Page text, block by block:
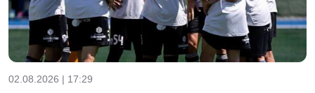
02.08.2026 | 17:29